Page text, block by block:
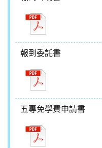
報到委託書
五專免學費申請書